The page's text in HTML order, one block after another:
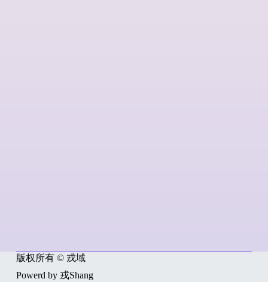
版权所有 © 戎域
Powerd by 戎Shang